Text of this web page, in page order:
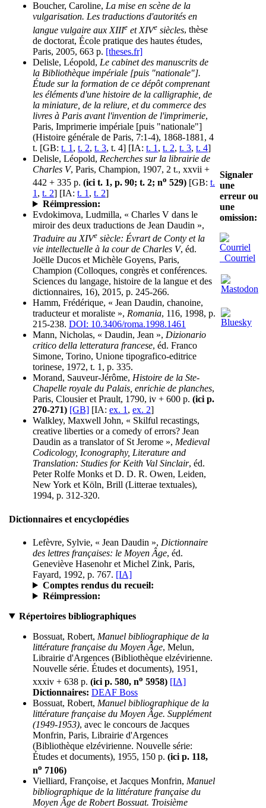
Boucher, Caroline, La mise en scène de la
vulgarisation. Les traductions d'autorités en
langue vulgaire aux XIIIe et XIVe siècles, thèse
de doctorat, École pratique des hautes études,
Paris, 2005, 663 p. [theses.fr]
Delisle, Léopold, Le cabinet des manuscrits de
la Bibliothèque impériale [puis "nationale"].
Étude sur la formation de ce dépôt comprenant
les éléments d'une histoire de la calligraphie, de
la miniature, de la reliure, et du commerce des
livres à Paris avant l'invention de l'imprimerie,
Paris, Imprimerie impériale [puis "nationale"]
(Histoire générale de Paris, 7:1-4), 1868-1881, 4
t. [GB: t. 1 , t. 2, t. 3, t. 4] [IA: t. 1 , t. 2, t. 3, t. 4]
Delisle, Léopold, Recherches sur la librairie de
Charles V, Paris, Champion, 1907, 2 t., xxvii +
442 + 335 p. (ici t. 1, p. 90; t. 2; no 529) [GB: t.
1 , t. 2] [IA: t. 1 , t. 2]
Réimpression:
Evdokimova, Ludmilla, « Charles V dans le
miroir des deux traductions de Jean Daudin »,
Traduire au XIVe siècle: Évrart de Conty et la
vie intellectuelle à la cour de Charles V, éd.
Joëlle Ducos et Michèle Goyens, Paris,
Champion (Colloques, congrès et conférences.
Sciences du langage, histoire de la langue et des
dictionnaires, 16), 2015, p. 245-266.
Hamm, Frédérique, « Jean Daudin, chanoine,
traducteur et moraliste », Romania, 116, 1998, p.
215-238. DOI: 10.3406/roma.1998.1461
Mann, Nicholas, « Daudin, Jean », Dizionario
critico della letteratura francese, éd. Franco
Simone, Torino, Unione tipografico-editrice
torinese, 1972, t. 1, p. 335.
Morand, Sauveur-Jérôme, Histoire de la Ste-
Chapelle royale du Palais, enrichie de planches,
Paris, Clousier et Prault, 1790, iv + 600 p. (ici p.
270-271) [GB] [IA: ex. 1 , ex. 2]
Walkley, Maxwell John, « Skilful recastings,
creative liberties or a comedy of errors? Jean
Daudin as a translator of St Jerome », Medieval
Codicology, Iconography, Literature and
Translation: Studies for Keith Val Sinclair, éd.
Peter Rolfe Monks et D. D. R. Owen, Leiden,
New York et Köln, Brill (Litterae textuales),
1994, p. 312-320.
Dictionnaires et encyclopédies
Lefèvre, Sylvie, « Jean Daudin », Dictionnaire
des lettres françaises: le Moyen Âge, éd.
Geneviève Hasenohr et Michel Zink, Paris,
Fayard, 1992, p. 767. [IA]
Comptes rendus du recueil:
Réimpression:
Répertoires bibliographiques
Bossuat, Robert, Manuel bibliographique de la
littérature française du Moyen Âge, Melun,
Librairie d'Argences (Bibliothèque elzévirienne.
Nouvelle série. Études et documents), 1951,
xxxiv + 638 p. (ici p. 580, no 5958) [IA]
Dictionnaires: DEAF Boss
Bossuat, Robert, Manuel bibliographique de la
littérature française du Moyen Âge. Supplément
(1949-1953), avec le concours de Jacques
Monfrin, Paris, Librairie d'Argences
(Bibliothèque elzévirienne. Nouvelle série:
Études et documents), 1955, 150 p. (ici p. 118,
no 7106)
Vielliard, Françoise, et Jacques Monfrin, Manuel
bibliographique de la littérature française du
Moyen Âge de Robert Bossuat. Troisième
Signaler
une
erreur ou
une
omission:
Courriel